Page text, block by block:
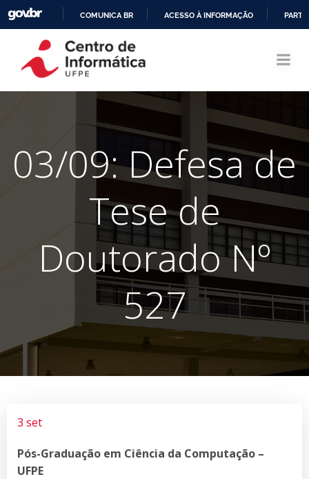
CONTEÚDO
COMUNICA BR ACESSO À INFORMAÇÃO
03/09: Defesa de
Tese de
Doutorado Nº
527
3 set
Pós-Graduação em Ciência da Computação –
UFPE